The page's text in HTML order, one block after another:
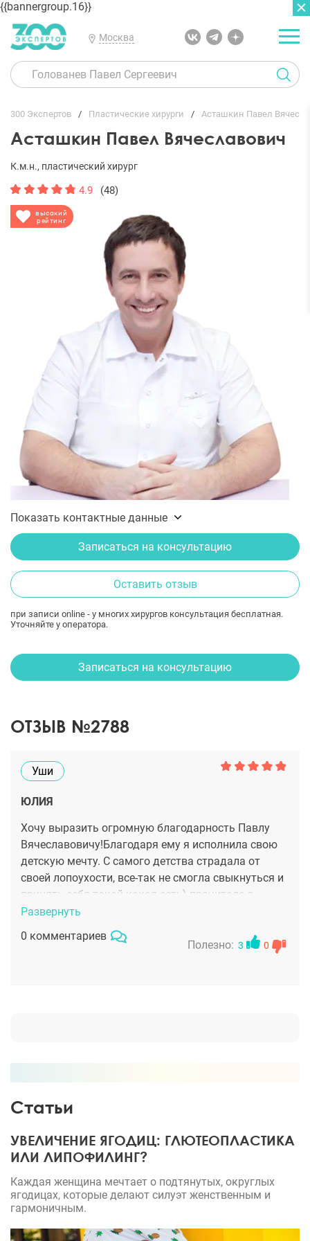
{{bannergroup.16}}
Москва
300 Экспертов Пластические хирурги Асташкин Павел
Асташкин Павел Вячеславович
высокий
рейтинг
К.м.н., пластический хирург
4.9 (48)
Показать контактные данные
Записаться на консультацию
Оставить отзыв
при записи online - у многих хирургов консультация бесплатная.
Уточняйте у оператора.
ГЛАВНАЯ ОТЗЫВЫ
Записаться на консультацию
ОТЗЫВ №2788
Уши
ЮЛИЯ
Хочу выразить огромную благодарность Павлу
Вячеславовичу!Благодаря ему я исполнила свою
детскую мечту. С самого детства страдала от
своей лопоухости, все-так не смогла свыкнуться и
принять себя такой какая есть) прочитала в
интернете, что не такая уж и дорогостоящая
операция и если найти хорошего доктора то все
будет ок. Мне порекомендовали сходить на
скорректировали мне мои ушки, теперь я
Развернуть
0 комментариев
Полезно: 3 0
Статьи
УВЕЛИЧЕНИЕ ЯГОДИЦ: ГЛЮТЕОПЛАСТИКА
ИЛИ ЛИПОФИЛИНГ?
Каждая женщина мечтает о подтянутых, округлых
ягодицах, которые делают силуэт женственным и
гармоничным.